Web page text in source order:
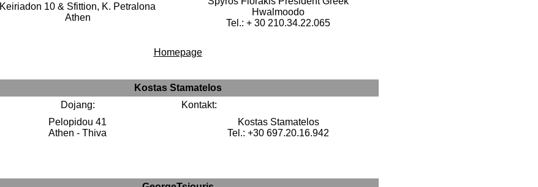
Keiriadon 10 & Sfittion, K. Petralona
Athen
Hwalmoodo
Tel.: + 30 210.34.22.065
Homepage
Kostas Stamatelos
Dojang:
Kontakt:
Pelopidou 41
Athen - Thiva
Kostas Stamatelos
Tel.: +30 697.20.16.942